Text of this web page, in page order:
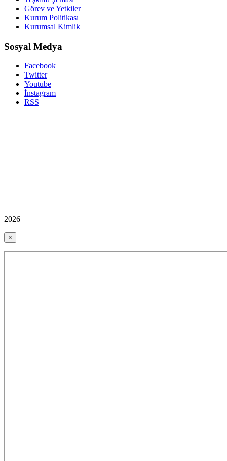
Görev ve Yetkiler
Kurum Politikası
Kurumsal Kimlik
Sosyal Medya
Facebook
Twitter
Youtube
İnstagram
RSS
2026
×